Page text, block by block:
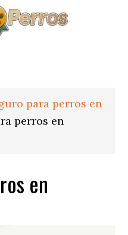
para perros en
perros en
en